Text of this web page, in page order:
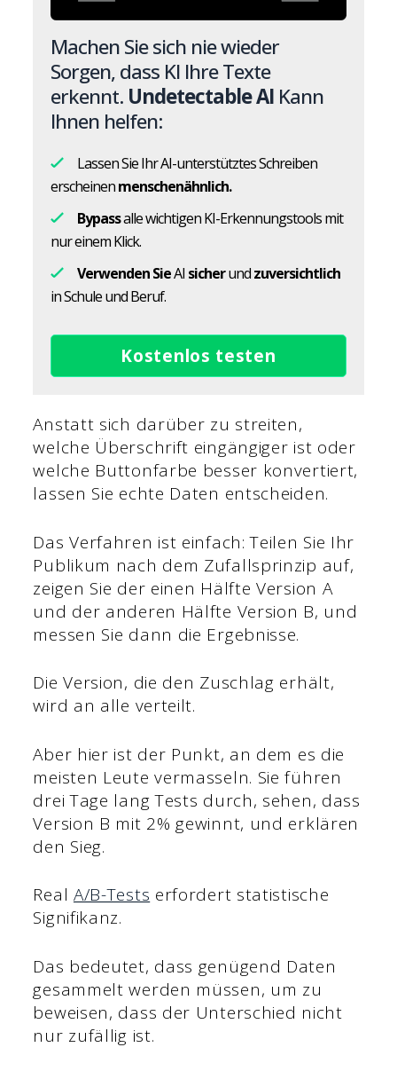
Machen Sie sich nie wieder
Sorgen, dass KI Ihre Texte
erkennt. Undetectable AI Kann
Ihnen helfen:
Lassen Sie Ihr AI-unterstütztes Schreiben
erscheinenmenschenähnlich.
Bypassalle wichtigen KI-Erkennungstools mit
nur einem Klick.
Verwenden SieAI sicherundzuversichtlich
in Schule und Beruf.
Kostenlos testen
Anstatt sich darüber zu streiten,
welche Überschrift eingängiger ist oder
welche Buttonfarbe besser konvertiert,
lassen Sie echte Daten entscheiden.
Das Verfahren ist einfach: Teilen Sie Ihr
Publikum nach dem Zufallsprinzip auf,
zeigen Sie der einen Hälfte Version A
und der anderen Hälfte Version B, und
messen Sie dann die Ergebnisse.
Die Version, die den Zuschlag erhält,
wird an alle verteilt.
Aber hier ist der Punkt, an dem es die
meisten Leute vermasseln. Sie führen
drei Tage lang Tests durch, sehen, dass
Version B mit 2% gewinnt, und erklären
den Sieg.
Real A/B-Tests erfordert statistische
Signifikanz.
Das bedeutet, dass genügend Daten
gesammelt werden müssen, um zu
beweisen, dass der Unterschied nicht
nur zufällig ist.